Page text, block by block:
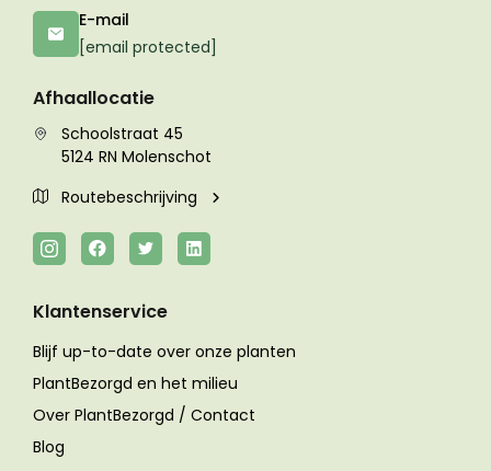
E-mail
[email protected]
Afhaallocatie
Schoolstraat 45
5124 RN Molenschot
Routebeschrijving
Klantenservice
Blijf up-to-date over onze planten
PlantBezorgd en het milieu
Over PlantBezorgd / Contact
Blog